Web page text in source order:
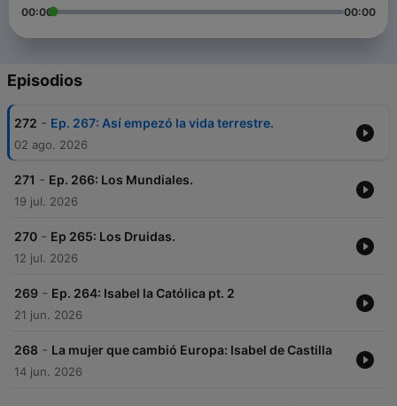
00:00 00:00
Episodios
272 - Ep. 267: Así empezó la vida terrestre.
02 ago. 2026
271 - Ep. 266: Los Mundiales.
19 jul. 2026
270 - Ep 265: Los Druidas.
12 jul. 2026
269 - Ep. 264: Isabel la Católica pt. 2
21 jun. 2026
268 - La mujer que cambió Europa: Isabel de Castilla
14 jun. 2026